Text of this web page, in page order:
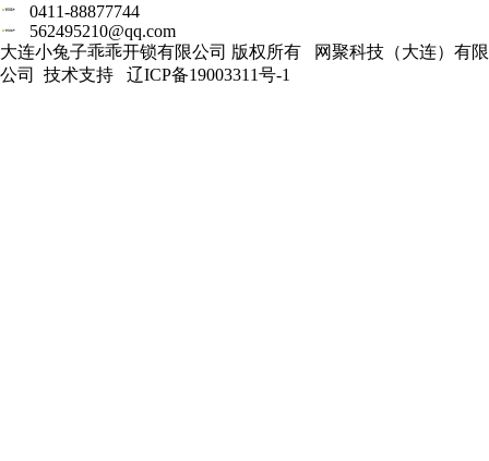
0411-88877744
562495210@qq.com
大连小兔子乖乖开锁有限公司 版权所有
网聚科技（大连）有限
公司
技术支持 辽ICP备19003311号-1